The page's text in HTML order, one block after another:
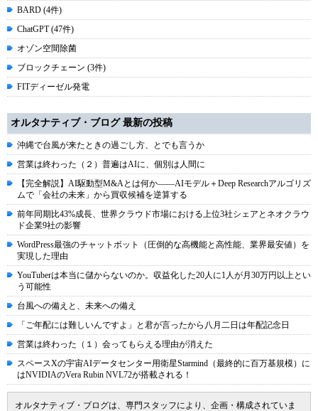
BARD (4件)
ChatGPT (47件)
オゾン空間除菌
ブロックチェーン (3件)
FITディーゼル発電
オルタナティブ・ブログ 最新の投稿
沖縄で台風が来たときの過ごし方、とでも言うか
営業は終わった（２）普遍はAIに、個別は人間に
【完全解説】AI駆動型M&Aとは何か――AIモデル＋Deep Researchアルゴリズ
ムで「会社の未来」から買収候補を逆算する
前年同期比43%成長、世界クラウド市場における上位3社シェアとネオクラウ
ド企業9社の影響
WordPress最強のチャットボット（圧倒的な高機能と高性能、業界最安値）を
実現した理由
YouTuberは本当に儲からないのか。収益化した20人に1人が月30万円以上とい
う可能性
台風への備えと、未来への備え
「ご年配には難しいんですよ」と君が言ったから八月二日は年配記念日
営業は終わった（１）会ってもらえる理由が消えた
スペースXの宇宙AIデータセンター用衛星Starmind（最終的に百万基規模）に
はNVIDIAのVera Rubin NVL72が搭載される！
オルタナティブ・ブログは、専門スタッフにより、企画・構成されていま